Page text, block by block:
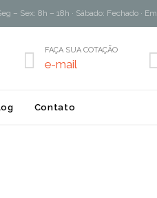
– Sex: 8h – 18h · Sábado: Fechado ·
 FAÇA SUA COTAÇÃO
e-mail
Contato